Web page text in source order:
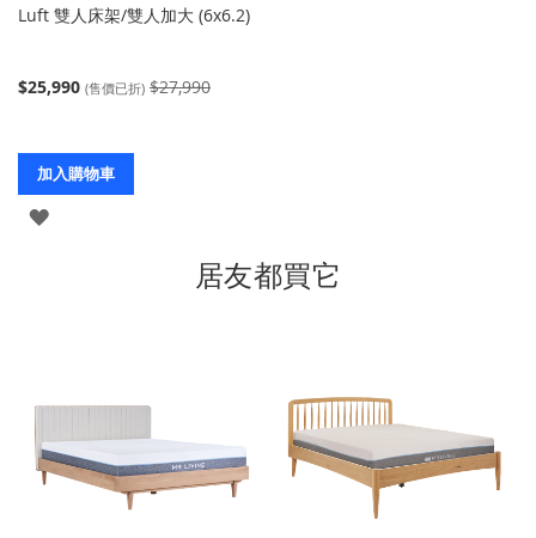
Luft 雙人床架/雙人加大 (6x6.2)
$25,990 (售價已折) $27,990
加入購物車
登
居友都買它